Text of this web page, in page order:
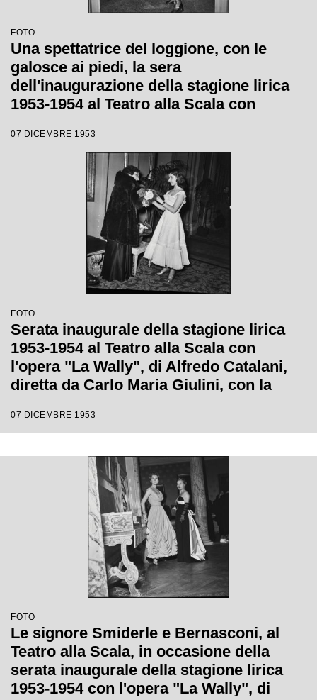
FOTO
Una spettatrice del loggione, con le
galosce ai piedi, la sera
dell'inaugurazione della stagione lirica
1953-1954 al Teatro alla Scala con
diretta da Carlo Maria Giulini
07 DICEMBRE 1953
FOTO
Serata inaugurale della stagione lirica
1953-1954 al Teatro alla Scala con
l'opera "La Wally", di Alfredo Catalani,
diretta da Carlo Maria Giulini, con la
07 DICEMBRE 1953
FOTO
Le signore Smiderle e Bernasconi, al
Teatro alla Scala, in occasione della
serata inaugurale della stagione lirica
1953-1954 con l'opera "La Wally", di